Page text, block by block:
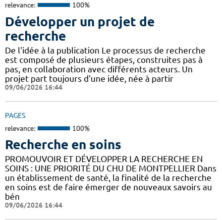
relevance: 100%
Développer un projet de
recherche
De l'idée à la publication Le processus de recherche
est composé de plusieurs étapes, construites pas à
pas, en collaboration avec différents acteurs. Un
projet part toujours d'une idée, née à partir
09/06/2026 16:44
PAGES
relevance: 100%
Recherche en soins
PROMOUVOIR ET DÉVELOPPER LA RECHERCHE EN
SOINS : UNE PRIORITÉ DU CHU DE MONTPELLIER Dans
un établissement de santé, la finalité de la recherche
en soins est de faire émerger de nouveaux savoirs au
bén
09/06/2026 16:44